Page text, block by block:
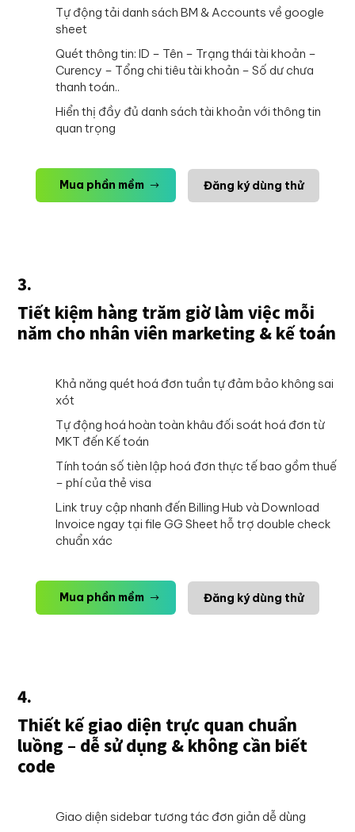
Tự động tải danh sách BM & Accounts về google
sheet
Quét thông tin: ID – Tên – Trạng thái tài khoản –
Curency – Tổng chi tiêu tài khoản – Số dư chưa
thanh toán..
Hiển thị đầy đủ danh sách tài khoản với thông tin
quan trọng
Mua phần mềm Đăng ký dùng thử
3.
Tiết kiệm hàng trăm giờ làm việc mỗi
năm cho nhân viên marketing & kế toán
Khả năng quét hoá đơn tuần tự đảm bảo không sai
xót
Tự động hoá hoàn toàn khâu đối soát hoá đơn từ
MKT đến Kế toán
Tính toán số tièn lập hoá đơn thực tế bao gồm thuế
– phí của thẻ visa
Link truy cập nhanh đến Billing Hub và Download
Invoice ngay tại file GG Sheet hỗ trợ double check
chuẩn xác
Mua phần mềm Đăng ký dùng thử
4.
Thiết kế giao diện trực quan chuẩn
luồng – dễ sử dụng & không cần biết
code
Giao diện sidebar tương tác đơn giản dễ dùng